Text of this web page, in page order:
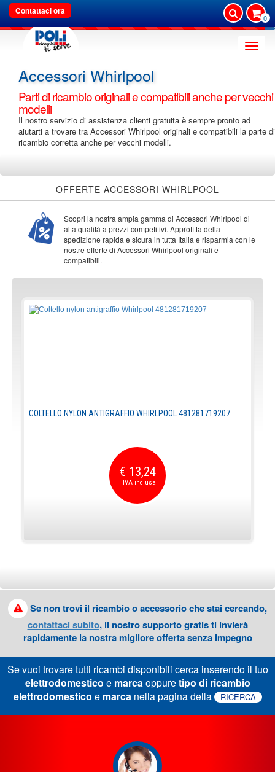
Contattaci ora
0
Toggle
Accessori Whirlpool
Parti di ricambio originali e compatibili anche per vecchi
modelli
Il nostro servizio di assistenza clienti gratuita è sempre pronto ad
aiutarti a trovare tra Accessori Whirlpool originali e compatibili la parte di
ricambio corretta anche per vecchi modelli.
OFFERTE ACCESSORI WHIRLPOOL
Scopri la nostra ampia gamma di Accessori Whirlpool di
alta qualità a prezzi competitivi. Approfitta della
spedizione rapida e sicura in tutta Italia e risparmia con le
nostre offerte di Accessori Whirlpool originali e
compatibili.
COLTELLO NYLON ANTIGRAFFIO WHIRLPOOL 481281719207
€ 13,24
Se non trovi il ricambio o accessorio che stai cercando,
contattaci subito, il nostro supporto gratis ti invierà
rapidamente la nostra migliore offerta senza impegno
Se vuoi trovare tutti ricambi disponibili cerca inserendo il tuo
elettrodomestico e marcaoppuretipo di ricambio
elettrodomestico e marcanella pagina della RICERCA